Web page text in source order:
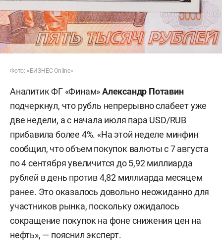
Фото: «БИЗНЕС Online»
Аналитик ФГ «Финам»Александр Потавин
подчеркнул, что рубль непрерывно слабеет уже
две недели, а с начала июля пара USD/RUB
прибавила более 4%. «На этой неделе минфин
сообщил, что объем покупок валюты с 7 августа
по 4 сентября увеличится до 5,92 миллиарда
рублей в день против 4,82 миллиарда месяцем
ранее. Это оказалось довольно неожиданно для
участников рынка, поскольку ожидалось
сокращение покупок на фоне снижения цен на
нефть», — пояснил эксперт.